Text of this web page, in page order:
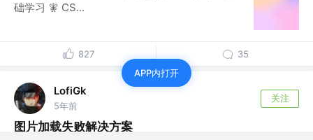
础学习 🧚 CS...
827 35
LofiGk
5年前
关注
图片加载失败解决方案
APP内打开